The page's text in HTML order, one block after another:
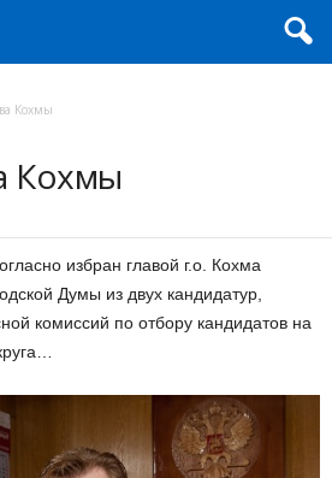
Кохмы
Кохмы
избран главой г.о. Кохма
Думы из двух кандидатур,
комиссий по отбору кандидатов на